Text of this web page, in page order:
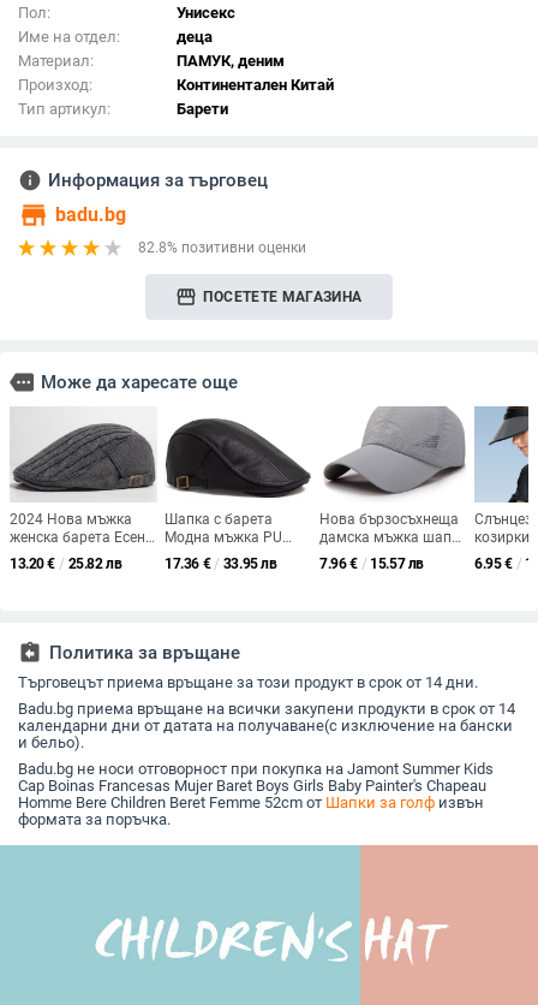
Пол:
Унисекс
Име на отдел:
деца
Материал:
ПАМУК, деним
Произход:
Континентален Китай
Тип артикул:
Барети
info Информация за търговец
store badu.bg
82.8% позитивни оценки
storefront ПОСЕТЕТЕ МАГАЗИНА
more Може да харесате още
2024 Нова мъжка
женска барета Есен и
зима Удебелени
топли плетени
вестникарче
Ежедневна шапка за
плетене на една кука
13.20€ / 25.82 лв
Шапка с барета
Модна мъжка PU
кожа Ретро шапка в
британски стил
17.36 € / 33.95 лв
Нова бързосъхнеща
дамска мъжка шапка
за голф за риболов,
лятна външна шапка
7.96€ / 15.57 лв
козирки
жени
Ходене
6.95€ /
assignment_return Политика за връщане
Търговецът приема връщане за този продукт в срок от 14 дни.
Badu.bg приема връщане на всички закупени продукти в срок от 14
календарни дни от датата на получаване(с изключение на бански
и бельо).
Badu.bg не носи отговорност при покупка на Jamont Summer Kids
Cap Boinas Francesas Mujer Baret Boys Girls Baby Painter's Chapeau
Homme Bere Children Beret Femme 52cm от Шапки за голф извън
формата за поръчка.